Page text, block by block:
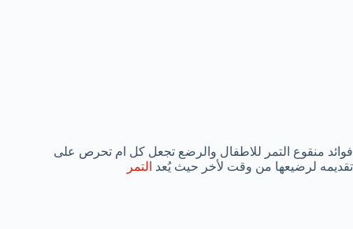
فوائد منقوع التمر للاطفال والرضع تجعل كل ام تحرص على
تقديمه لرضيعها من وقت لأخر حيث يُعد التمر